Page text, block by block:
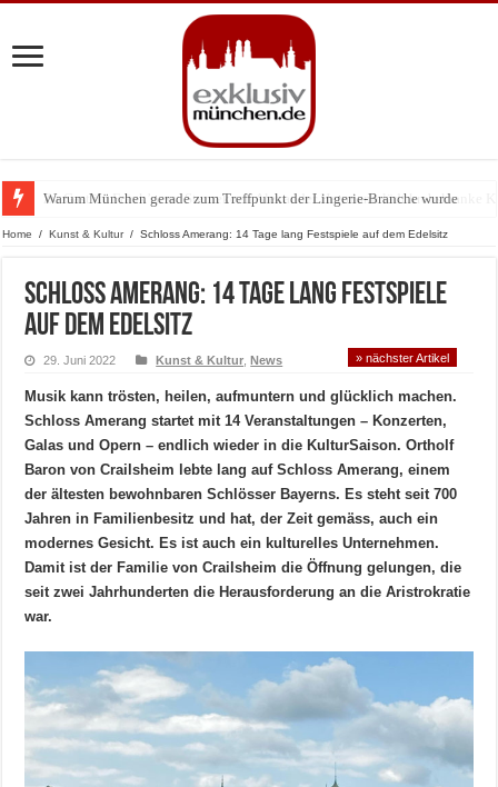
Warum München gerade zum Treffpunkt der Lingerie-Branche wurde
Home / Kunst & Kultur / Schloss Amerang: 14 Tage lang Festspiele auf dem Edelsitz
Schloss Amerang: 14 Tage lang Festspiele
auf dem Edelsitz
29. Juni 2022 Kunst & Kultur ,News » nächster Artikel
Musik kann trösten, heilen, aufmuntern und glücklich machen.
Schloss Amerang startet mit 14 Veranstaltungen – Konzerten,
Galas und Opern – endlich wieder in die KulturSaison. Ortholf
Baron von Crailsheim lebte lang auf Schloss Amerang, einem
der ältesten bewohnbaren Schlösser Bayerns. Es steht seit 700
Jahren in Familienbesitz und hat, der Zeit gemäss, auch ein
modernes Gesicht. Es ist auch ein kulturelles Unternehmen.
Damit ist der Familie von Crailsheim die Öffnung gelungen, die
seit zwei Jahrhunderten die Herausforderung an die Aristrokratie
war.